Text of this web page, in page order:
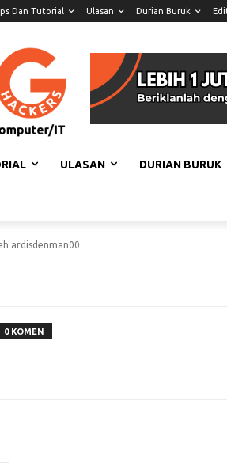
Dan Tutorial Ulasan Durian Buruk
ULASAN DURIAN BURUK
ardisdenman00
0 KOMEN